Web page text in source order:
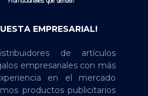
EMPRESARIAL!
de artículos
empresariales con más
en el mercado
productos publicitarios